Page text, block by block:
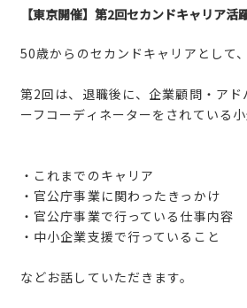
【東京開催】第2回セカンドキャリア
50歳からのセカンドキャリアとして
第2回は、退職後に、企業顧問・ア
ーフコーディネーターをされている
・これまでのキャリア
・官公庁事業に関わったきっかけ
・官公庁事業で行っている仕事内容
・中小企業支援で行っていること
などお話していただきます。